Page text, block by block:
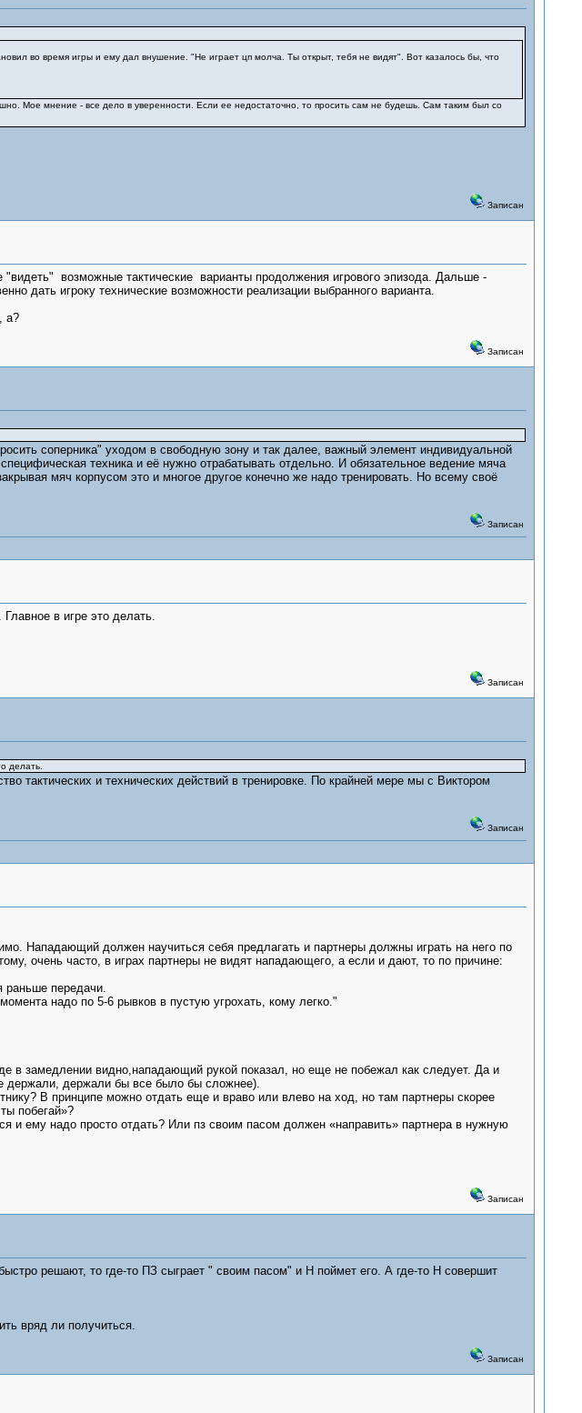
во время игры и ему дал внушение. "Не играет цп молча. Ты открыт, тебя не видят". Вот казалось бы, что
Мое мнение - все дело в уверенности. Если ее недостаточно, то просить сам не будешь. Сам таким был со
Записан
возможные тактические варианты продолжения игрового эпизода. Дальше -
дать игроку технические возможности реализации выбранного варианта.
а?
Записан
соперника" уходом в свободную зону и так далее, важный элемент индивидуальной
техника и её нужно отрабатывать отдельно. И обязательное ведение мяча
мяч корпусом это и многое другое конечно же надо тренировать. Но всему своё
Записан
в игре это делать.
Записан
делать.
тактических и технических действий в тренировке. По крайней мере мы с Виктором
Записан
Нападающий должен научиться себя предлагать и партнеры должны играть на него по
очень часто, в играх партнеры не видят нападающего, а если и дают, то по причине:
раньше передачи.
надо по 5-6 рывков в пустую угрохать, кому легко."
в замедлении видно,нападающий рукой показал, но еще не побежал как следует. Да и
держали, держали бы все было бы сложнее).
В принципе можно отдать еще и враво или влево на ход, но там партнеры скорее
побегай»?
и ему надо просто отдать? Или пз своим пасом должен «направить» партнера в нужную
Записан
решают, то где-то ПЗ сыграет " своим пасом" и Н поймет его. А где-то Н совершит
вряд ли получиться.
Записан